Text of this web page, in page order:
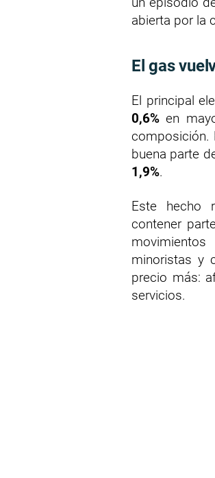
abierta por la
El gas
El principal
0,6% en
composición.
buena parte
1,9%.
Este hecho
contener
minoristas y
precio más:
servicios.